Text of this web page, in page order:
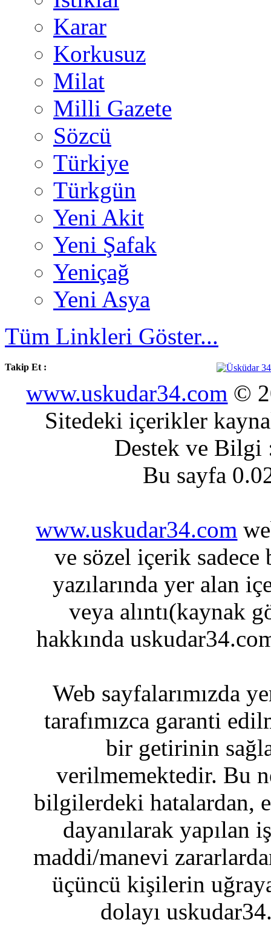
Karar
Korkusuz
Milat
Milli Gazete
Sözcü
Türkiye
Türkgün
Yeni Akit
Yeni Şafak
Yeniçağ
Yeni Asya
Tüm Linkleri Göster...
Takip Et :
www.uskudar34.com ©
Sitedeki içerikler
Destek ve
Bu sayfa
www.uskudar34.com
ve sözel içerik sadece
yazılarında yer alan
veya alıntı(kaynak
hakkında
Web sayfalarımızda
tarafımızca garanti
bir getirinin
verilmemektedir. Bu
bilgilerdeki hatalardan,
dayanılarak yapılan
maddi/manevi
üçüncü kişilerin
dolayı